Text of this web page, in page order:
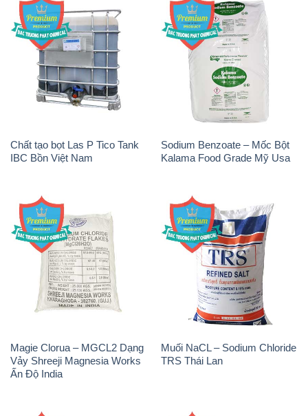
Chất tạo bọt Las P Tico Tank
IBC Bồn Việt Nam
Sodium Benzoate – Mốc Bột
Kalama Food Grade Mỹ Usa
Magie Clorua – MGCL2 Dạng
Vảy Shreeji Magnesia Works
Ấn Độ India
Muối NaCL – Sodium Chloride
TRS Thái Lan